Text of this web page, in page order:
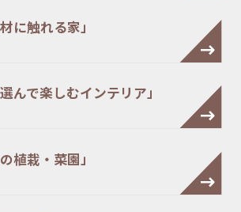
に触れる家」
んで楽しむインテリア」
植栽・菜園」